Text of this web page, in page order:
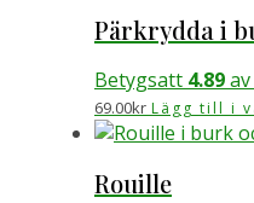
Pärkrydda i
Betygsatt 4.89av
69.00kr Lägg till i
Rouille